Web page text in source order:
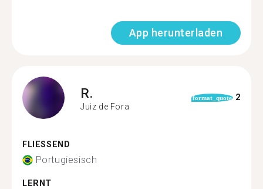
App herunterladen
R.
Juiz de Fora
format_quote 2
FLIESSEND
Portugiesisch
LERNT